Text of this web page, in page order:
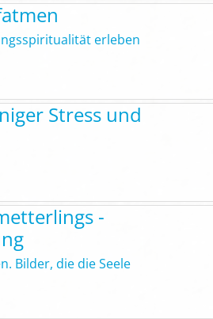
erleben
Stress und
-
Bilder, die die Seele